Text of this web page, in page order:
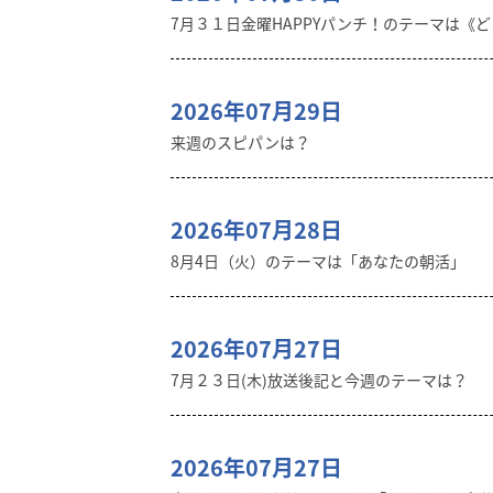
7月３１日金曜HAPPYパンチ！のテーマは《ど
2026年07月29日
来週のスピパンは？
2026年07月28日
8月4日（火）のテーマは「あなたの朝活」
2026年07月27日
7月２３日(木)放送後記と今週のテーマは？
2026年07月27日